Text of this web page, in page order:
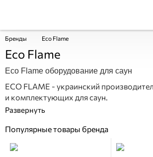
Бренды Eco Flame
Eco Flame
Eco Flame оборудование для саун
ECO FLAME - украинский
и комплектующих для саун.
Популярные товары бренда